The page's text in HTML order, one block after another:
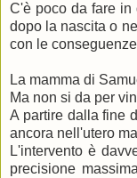
C'è poco da fare in
dopo la nascita o
con le
La mamma di
Ma non si da per
A partire dalla fine
ancora nell'utero
L'intervento è
precisione